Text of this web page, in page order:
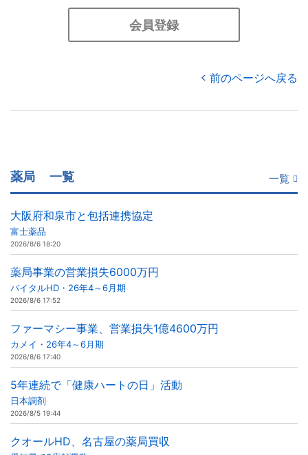
会員登録
前のページへ戻る
薬局 一覧 一覧
大阪府和泉市と包括連携協定
富士薬品
2026/8/6 18:20
薬局事業の営業損失6000万円
バイタルHD・26年4～6月期
2026/8/6 17:52
ファーマシー事業、営業損失1億4600万円
カメイ・26年4～6月期
2026/8/6 17:40
5年連続で「健康ハートの日」活動
日本調剤
2026/8/5 19:44
クオールHD、名古屋の薬局買収